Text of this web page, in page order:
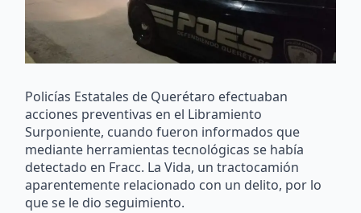
Policías Estatales de Querétaro efectuaban
acciones preventivas en el Libramiento
Surponiente, cuando fueron informados que
mediante herramientas tecnológicas se había
detectado en Fracc. La Vida, un tractocamión
aparentemente relacionado con un delito, por lo
que se le dio seguimiento.